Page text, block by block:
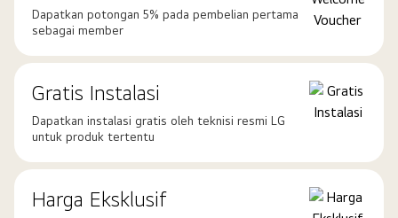
Dapatkan potongan 5% pada pembelian pertama
sebagai member
Gratis Instalasi
Dapatkan instalasi gratis oleh teknisi resmi LG
untuk produk tertentu
Harga Eksklusif